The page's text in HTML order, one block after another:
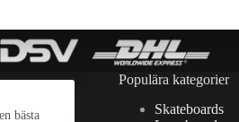
bästa
Populära kategorier
Skateboards